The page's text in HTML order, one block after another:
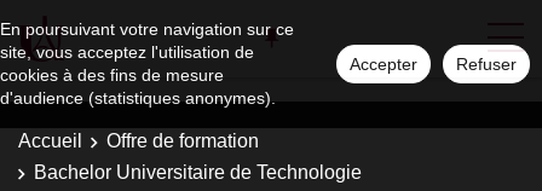
En poursuivant votre navigation sur ce
site, vous acceptez l'utilisation de
cookies à des fins de mesure
d'audience (statistiques anonymes).
Accepter Refuser
Accueil
Offre de formation
Bachelor Universitaire de Technologie